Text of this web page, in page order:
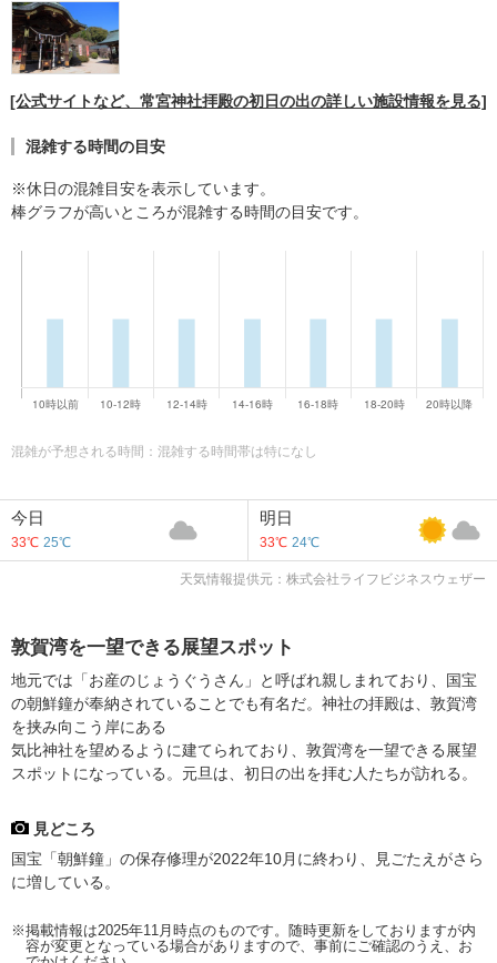
[公式サイトなど、常宮神社拝殿の初日の出の詳しい施設情報を見る]
混雑する時間の目安
※休日の混雑目安を表示しています。
棒グラフが高いところが混雑する時間の目安です。
混雑が予想される時間：混雑する時間帯は特になし
今日
33℃ 25℃
明日
33℃ 24℃
天気情報提供元：株式会社ライフビジネスウェザー
敦賀湾を一望できる展望スポット
地元では「お産のじょうぐうさん」と呼ばれ親しまれており、国宝
の朝鮮鐘が奉納されていることでも有名だ。神社の拝殿は、敦賀湾
を挟み向こう岸にある
気比神社を望めるように建てられており、敦賀湾を一望できる展望
スポットになっている。元旦は、初日の出を拝む人たちが訪れる。
見どころ
国宝「朝鮮鐘」の保存修理が2022年10月に終わり、見ごたえがさら
に増している。
※掲載情報は2025年11月時点のものです。随時更新をしておりますが内
容が変更となっている場合がありますので、事前にご確認のうえ、お